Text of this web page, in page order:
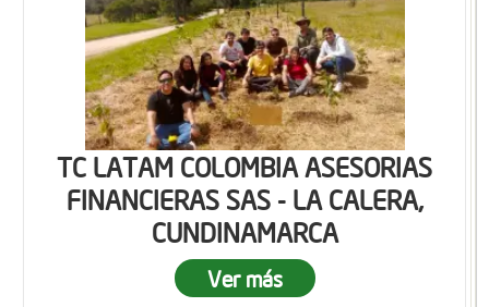
TC LATAM COLOMBIA ASESORIAS
FINANCIERAS SAS - LA CALERA,
CUNDINAMARCA
Ver más